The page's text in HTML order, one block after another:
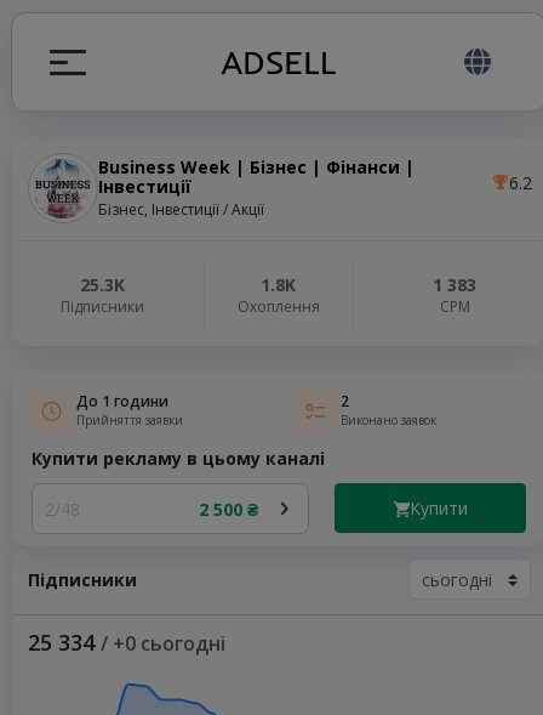
Business Week | Бізнес | Фінанси |
Інвестиції
Бізнес, Інвестиції / Акції
6.2
25.3K
Підписники
1.8K
Охоплення
1 383
СРМ
До 1 години
Прийняття заявки
2
Виконано заявок
Купити рекламу в цьому каналі
2/48 2 500 ₴ Купити
Підписники
25 334/ +0 сьогодні